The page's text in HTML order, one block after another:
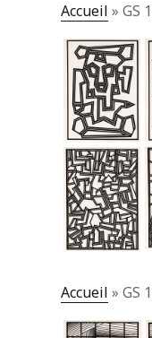
Accueil »GS
Accueil »GS